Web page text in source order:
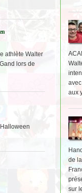
athlète Walter
lors de
aux
de
sur